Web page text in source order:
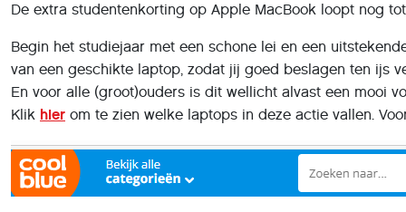
De extra studentenkorting op Apple MacBook loopt nog
Begin het studiejaar met een schone lei en een
van een geschikte laptop, zodat jij goed beslagen ten ijs
En voor alle (groot)ouders is dit wellicht alvast een mooi
Klik hier om te zien welke laptops in deze actie vallen.